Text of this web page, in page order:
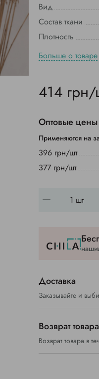
Вид
Состав ткани
Плотность
Больше о товаре
414 грн/
Оптовые цены
Применяются на
396 грн/шт
377 грн/шт
Доставка
Заказывайте и
Возврат товара
Возврат товара в